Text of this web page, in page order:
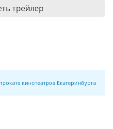
трейлер
кинотеатров Екатеринбурга